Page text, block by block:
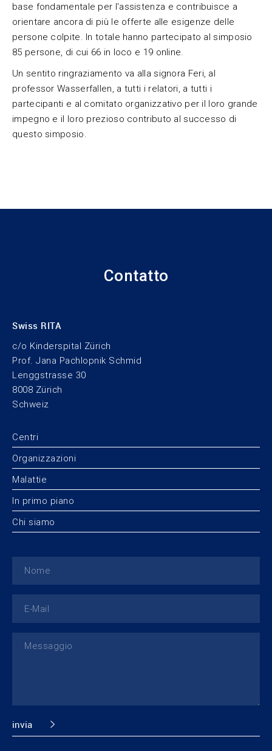
base fondamentale per l'assistenza e contribuisce a
orientare ancora di più le offerte alle esigenze delle
persone colpite. In totale hanno partecipato al simposio
85 persone, di cui 66 in loco e 19 online.
Un sentito ringraziamento va alla signora Feri, al
professor Wasserfallen, a tutti i relatori, a tutti i
partecipanti e al comitato organizzativo per il loro grande
impegno e il loro prezioso contributo al successo di
questo simposio.
Contatto
Swiss RITA
c/o Kinderspital Zürich
Prof. Jana Pachlopnik Schmid
Lenggstrasse 30
8008 Zürich
Schweiz
Centri
Organizzazioni
Malattie
In primo piano
Chi siamo